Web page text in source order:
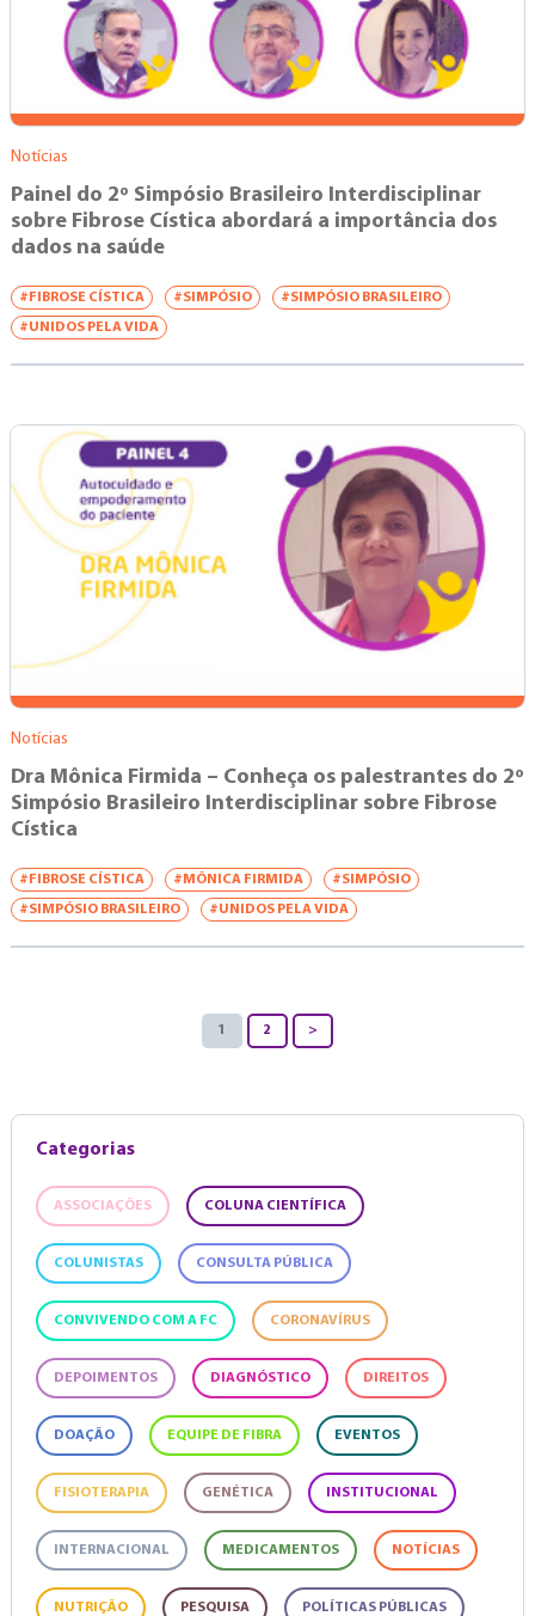
Notícias
Painel do 2º Simpósio Brasileiro Interdisciplinar
sobre Fibrose Cística abordará a importância dos
dados na saúde
#FIBROSE CÍSTICA #SIMPÓSIO #SIMPÓSIO BRASILEIRO
#UNIDOS PELA VIDA
Notícias
Dra Mônica Firmida – Conheça os palestrantes do 2º
Simpósio Brasileiro Interdisciplinar sobre Fibrose
Cística
#FIBROSE CÍSTICA #MÔNICA FIRMIDA #SIMPÓSIO
#SIMPÓSIO BRASILEIRO #UNIDOS PELA VIDA
1 2 >
Categorias
ASSOCIAÇÕES COLUNA CIENTÍFICA
COLUNISTAS CONSULTA PÚBLICA
CONVIVENDO COM A FC CORONAVÍRUS
DEPOIMENTOS DIAGNÓSTICO DIREITOS
DOAÇÃO EQUIPE DE FIBRA EVENTOS
FISIOTERAPIA GENÉTICA INSTITUCIONAL
INTERNACIONAL MEDICAMENTOS NOTÍCIAS
NUTRIÇÃO PESQUISA POLÍTICAS PÚBLICAS